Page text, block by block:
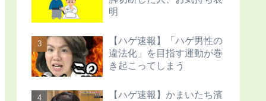
明
【ハゲ速報】「ハゲ男性の
違法化」を目指す運動が巻
き起こってしまう
【ハゲ速報】かまいたち濱